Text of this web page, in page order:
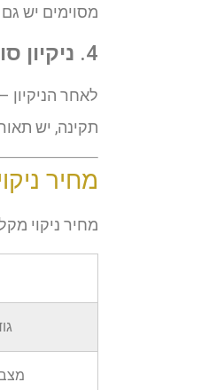
מסוימים יש
4. ניקיון
לאחר
תקינה, יש
מחיר
מחיר ניקוי